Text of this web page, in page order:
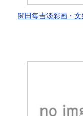
関田毎吉淡彩画・文